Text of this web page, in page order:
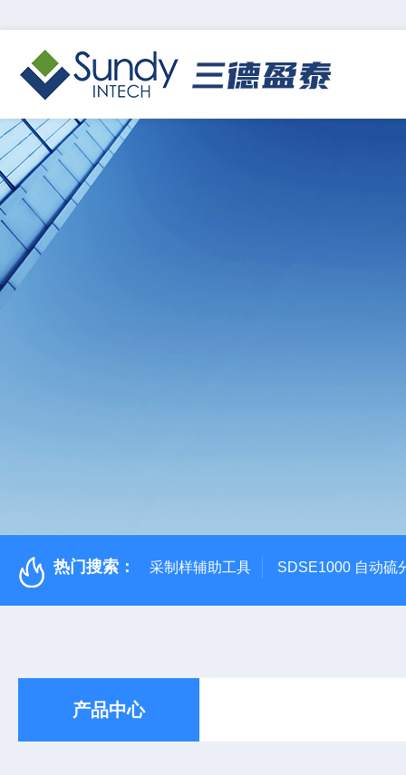
热门搜索： 采制样辅助工具 SDSE1000 自动硫
产品中心